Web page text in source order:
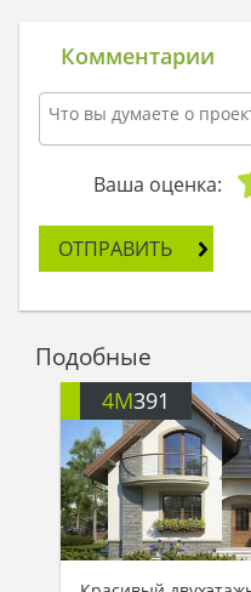
Комментарии
Ваша оценка:
ОТПРАВИТЬ
Подобные
4M391